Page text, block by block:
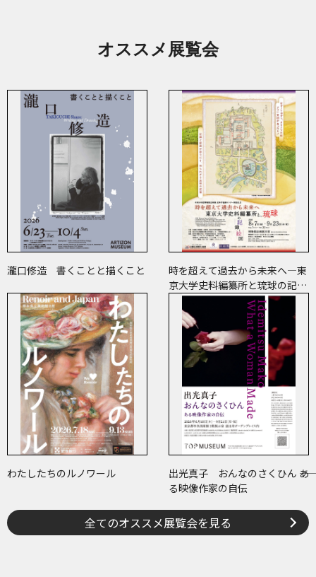
オススメ展覧会
瀧口修造 書くことと描くこと
時を超えて過去から未来へ―東
京大学史料編纂所と琉球の記
録・絵図―
わたしたちのルノワール
出光真子 おんなのさくひん ――あ
る映像作家の自伝
全てのオススメ展覧会を見る